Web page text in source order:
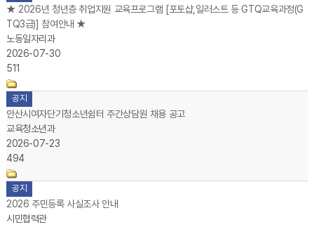
★ 2026년 청년층 취업지원 교육프로그램 [포토샵,일러스트 등 GTQ교육과정(G
TQ3급)] 참여안내 ★
노동일자리과
2026-07-30
511
공지
안산시여자단기청소년쉼터 주간상담원 채용 공고
교육청소년과
2026-07-23
494
공지
2026 주민등록 사실조사 안내
시민협력관